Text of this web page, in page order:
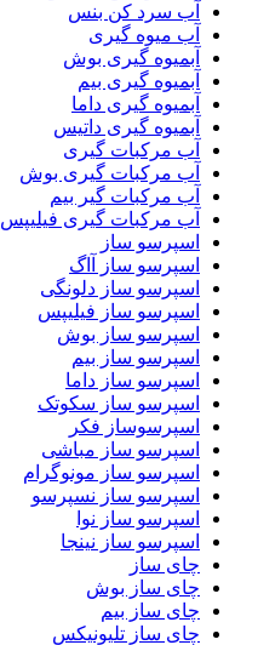
آب سرد کن بنس
آب میوه گیری
آبمیوه گیری بوش
آبمیوه گیری بیم
آبمیوه گیری داما
آبمیوه گیری داتیس
آب مرکبات گیری
آب مرکبات گیری بوش
آب مرکبات گیر بیم
آب مرکبات گیری فیلیپس
اسپرسو ساز
اسپرسو ساز آاگ
اسپرسو ساز دلونگی
اسپرسو ساز فیلیپس
اسپرسو ساز بوش
اسپرسو ساز بیم
اسپرسو ساز داما
اسپرسو ساز سکوتک
اسپرسوساز فکر
اسپرسو ساز مباشی
اسپرسو ساز مونوگرام
اسپرسو ساز نسپرسو
اسپرسو ساز نوا
اسپرسو ساز نینجا
چای ساز
چای ساز بوش
چای ساز بیم
چای ساز تلیونیکس